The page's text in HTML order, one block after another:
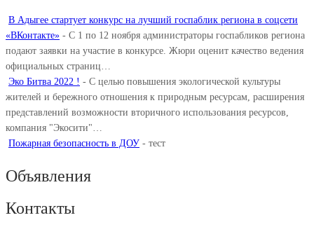
В Адыгее стартует конкурс на лучший госпаблик региона в соцсети
«ВКонтакте» - С 1 по 12 ноября администраторы госпабликов региона
подают заявки на участие в конкурсе. Жюри оценит качество ведения
официальных страниц…
Эко Битва 2022 ! - С целью повышения экологической культуры
жителей и бережного отношения к природным ресурсам, расширения
представлений возможности вторичного использования ресурсов,
компания "Экосити"…
Пожарная безопасность в ДОУ - тест
Объявления
Контакты